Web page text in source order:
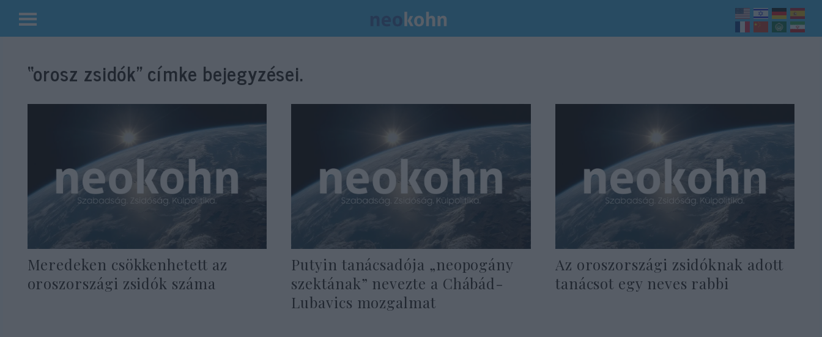
Kilépés
tartalomba“orosz zsidók”címke bejegyzései.
Meredeken csökkenhetett az
oroszországi zsidók száma
Putyin tanácsadója „neopogány
szektának” nevezte a Chábád-
Lubavics mozgalmat
Az oroszországi zsidóknak adott
tanácsot egy neves rabbi